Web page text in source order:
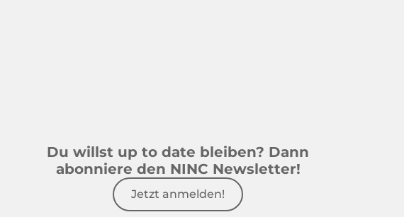
Du willst up to date bleiben? Dann
abonniere den NINC Newsletter!
Jetzt anmelden!